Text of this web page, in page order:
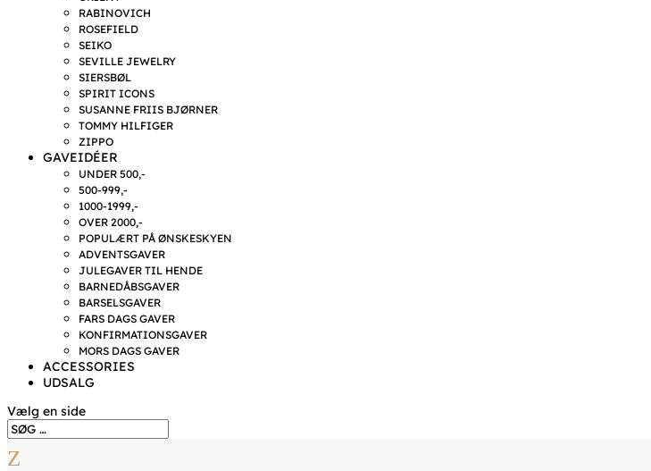
RABINOVICH
ROSEFIELD
SEIKO
SEVILLE JEWELRY
SIERSBØL
SPIRIT ICONS
SUSANNE FRIIS BJØRNER
TOMMY HILFIGER
ZIPPO
GAVEIDÉER
UNDER 500,-
500-999,-
1000-1999,-
OVER 2000,-
POPULÆRT PÅ ØNSKESKYEN
ADVENTSGAVER
JULEGAVER TIL HENDE
BARNEDÅBSGAVER
BARSELSGAVER
FARS DAGS GAVER
KONFIRMATIONSGAVER
MORS DAGS GAVER
ACCESSORIES
UDSALG
Vælg en side
Z